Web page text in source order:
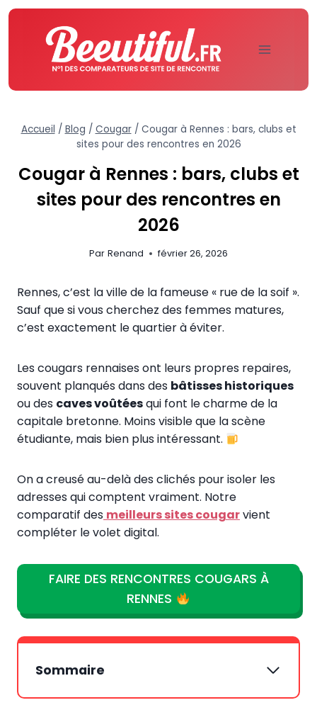
Aller
contenu
Accueil / Blog / Cougar / Cougar à Rennes : bars, clubs et
sites pour des rencontres en 2026
Cougar à Rennes : bars, clubs et
sites pour des rencontres en
2026
Par Renand février 26, 2026
Rennes, c’est la ville de la fameuse « rue de la soif ».
Sauf que si vous cherchez des femmes matures,
c’est exactement le quartier à éviter.
Les cougars rennaises ont leurs propres repaires,
souvent planqués dans des bâtisses historiques
ou des caves voûtéesqui font le charme de la
capitale bretonne. Moins visible que la scène
étudiante, mais bien plus intéressant.
On a creusé au-delà des clichés pour isoler les
adresses qui comptent vraiment. Notre
comparatif des meilleurs sites cougarvient
compléter le volet digital.
FAIRE DES RENCONTRES COUGARS À
RENNES
Sommaire